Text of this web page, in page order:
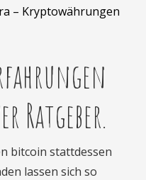
– Kryptowährungen
Ratgeber.
bitcoin stattdessen
lassen sich so